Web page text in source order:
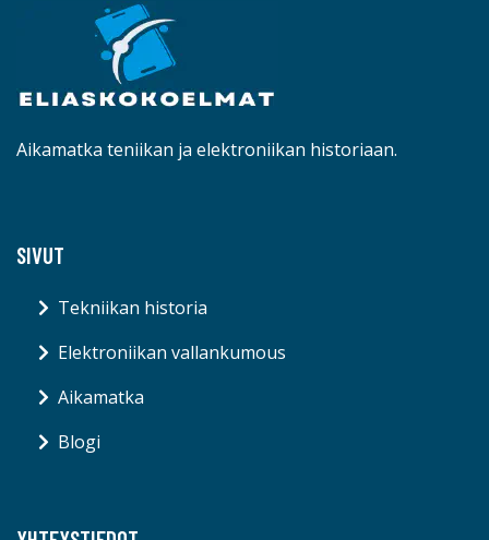
Aikamatka teniikan ja elektroniikan historiaan.
SIVUT
Tekniikan historia
Elektroniikan vallankumous
Aikamatka
Blogi